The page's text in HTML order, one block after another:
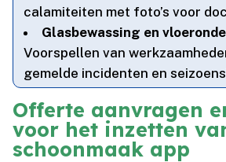
calamiteiten met foto’s voor
Glasbewassing en
Voorspellen van
gemelde incidenten en
Offerte aanvragen
voor het inzetten
schoonmaak app